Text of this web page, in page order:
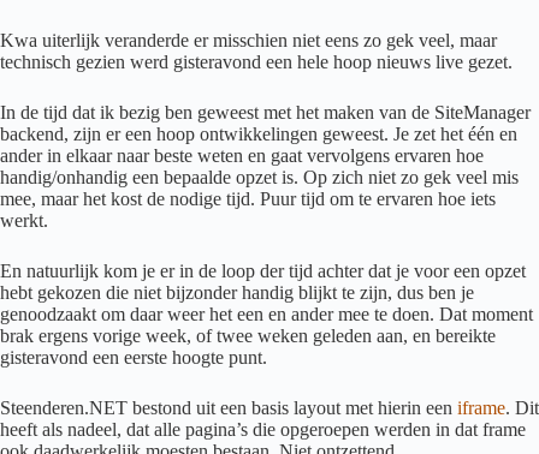
Kwa uiterlijk veranderde er misschien niet eens zo gek veel, maar
technisch gezien werd gisteravond een hele hoop nieuws live gezet.
In de tijd dat ik bezig ben geweest met het maken van de SiteManager
backend, zijn er een hoop ontwikkelingen geweest. Je zet het één en
ander in elkaar naar beste weten en gaat vervolgens ervaren hoe
handig/onhandig een bepaalde opzet is. Op zich niet zo gek veel mis
mee, maar het kost de nodige tijd. Puur tijd om te ervaren hoe iets
werkt.
En natuurlijk kom je er in de loop der tijd achter dat je voor een opzet
hebt gekozen die niet bijzonder handig blijkt te zijn, dus ben je
genoodzaakt om daar weer het een en ander mee te doen. Dat moment
brak ergens vorige week, of twee weken geleden aan, en bereikte
gisteravond een eerste hoogte punt.
Steenderen.NET bestond uit een basis layout met hierin een iframe. Dit
heeft als nadeel, dat alle pagina’s die opgeroepen werden in dat frame